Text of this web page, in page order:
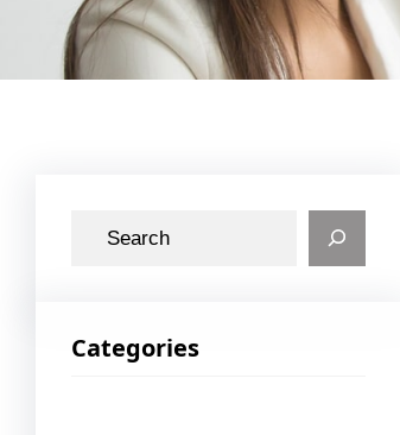
c
Categories